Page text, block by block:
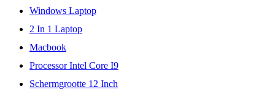
Windows Laptop
2 In 1 Laptop
Macbook
Processor Intel Core I9
Schermgrootte 12 Inch